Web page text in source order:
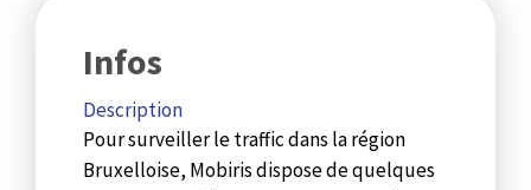
Infos
Description
Pour surveiller le traffic dans la région
Bruxelloise, Mobiris dispose de quelques